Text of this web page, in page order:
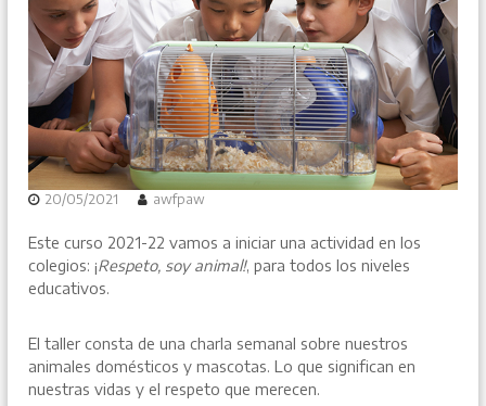
20/05/2021 awfpaw
Este curso 2021-22 vamos a iniciar una actividad en los
colegios: ¡Respeto, soy animal!, para todos los niveles
educativos.
El taller consta de una charla semanal sobre nuestros
animales domésticos y mascotas. Lo que significan en
nuestras vidas y el respeto que merecen.